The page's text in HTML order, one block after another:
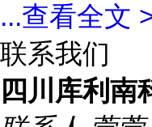
...查看全文
联系我们
四川库利南